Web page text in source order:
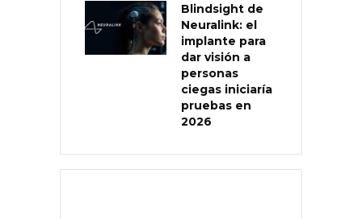
Blindsight de
Neuralink: el
implante para
dar visión a
personas
ciegas iniciaría
pruebas en
2026